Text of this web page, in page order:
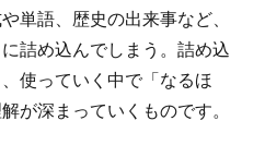
単語、歴史の出来事など、
詰め込んでしまう。詰め込
使っていく中で「なるほ
が深まっていくものです。